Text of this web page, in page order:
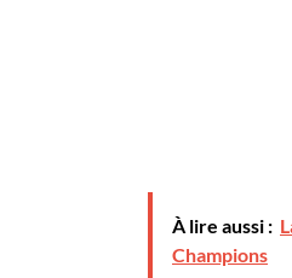
À lire aussi :
Champions